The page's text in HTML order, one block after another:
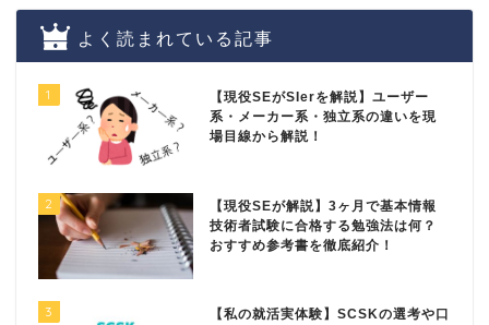
よく読まれている記事
1
【現役SEがSIerを解説】ユーザー
系・メーカー系・独立系の違いを現
場目線から解説！
2
【現役SEが解説】3ヶ月で基本情報
技術者試験に合格する勉強法は何？
おすすめ参考書を徹底紹介！
3
【私の就活実体験】SCSKの選考や口